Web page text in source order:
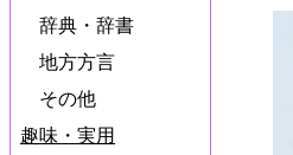
辞典・辞書
地方方言
その他
趣味・実用